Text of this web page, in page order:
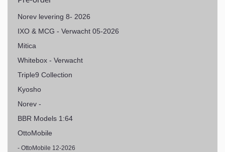
Norev levering 8- 2026
IXO & MCG - Verwacht 05-2026
Mitica
Whitebox - Verwacht
Triple9 Collection
Kyosho
Norev -
BBR Models 1:64
OttoMobile
- OttoMobile 12-2026